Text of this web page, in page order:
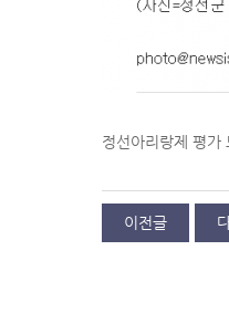
정선아리랑제 평가
이전글